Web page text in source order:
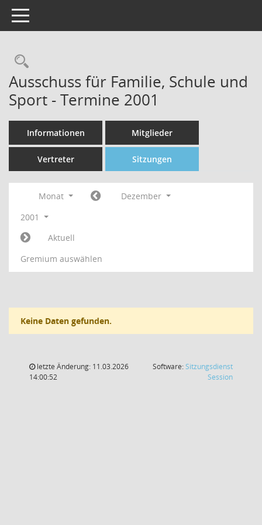
Toggle navigation
Rechercheauswahl
Ausschuss für Familie, Schule und
Sport - Termine 2001
Informationen Mitglieder
Vertreter Sitzungen
Monat
Dezember
2001
Aktuell
Gremium auswählen
Keine Daten gefunden.
letzte Änderung: 11.03.2026
14:00:52
Software:Sitzungsdienst
Session(Wird in